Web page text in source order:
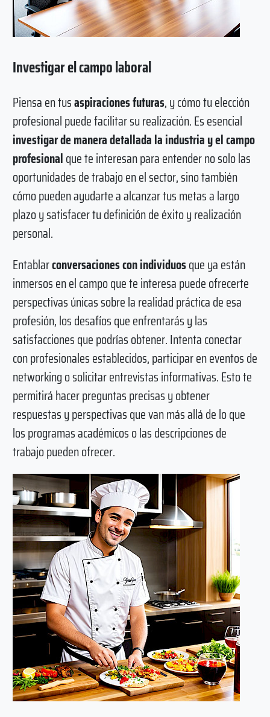
Investigar el campo laboral
Piensa en tusaspiraciones futuras, y cómo tu elección
profesional puede facilitar su realización. Es esencial
investigar de manera detallada la industria y el campo
profesionalque te interesan para entender no solo las
oportunidades de trabajo en el sector, sino también
cómo pueden ayudarte a alcanzar tus metas a largo
plazo y satisfacer tu definición de éxito y realización
personal.
Entablarconversaciones con individuosque ya están
inmersos en el campo que te interesa puede ofrecerte
perspectivas únicas sobre la realidad práctica de esa
profesión, los desafíos que enfrentarás y las
satisfacciones que podrías obtener. Intenta conectar
con profesionales establecidos, participar en eventos de
networking o solicitar entrevistas informativas. Esto te
permitirá hacer preguntas precisas y obtener
respuestas y perspectivas que van más allá de lo que
los programas académicos o las descripciones de
trabajo pueden ofrecer.